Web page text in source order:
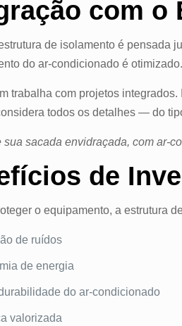
com o
de isolamento é pensada
do ar-condicionado é otimizado.
trabalha com projetos
todos os detalhes — do
sua sacada envidraçada, com ar-
de
o equipamento, a estrutura
de ruídos
de energia
do ar-condicionado
valorizada